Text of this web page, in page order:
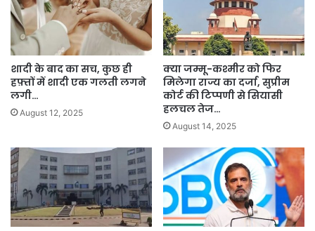
शादी के बाद का सच, कुछ ही
हफ़्तों में शादी एक गलती लगने
लगी…
August 12, 2025
क्या जम्मू-कश्मीर को फिर
मिलेगा राज्य का दर्जा, सुप्रीम
कोर्ट की टिप्पणी से सियासी
हलचल तेज…
August 14, 2025